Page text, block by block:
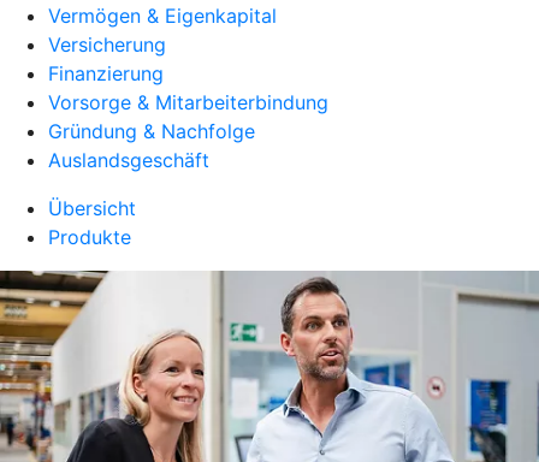
Vermögen & Eigenkapital
Versicherung
Finanzierung
Vorsorge & Mitarbeiterbindung
Gründung & Nachfolge
Auslandsgeschäft
Übersicht
Produkte